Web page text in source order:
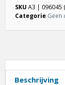
SKU A3 | 096045
Categorie Geen
Beschrijving